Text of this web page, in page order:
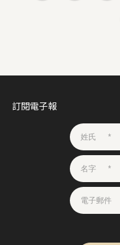
訂閱電子報